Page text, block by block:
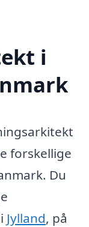
i
forskellige
Du
Jylland, på